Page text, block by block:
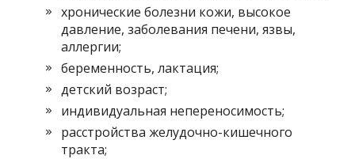
хронические болезни кожи, высокое
давление, заболевания печени, язвы,
аллергии;
беременность, лактация;
детский возраст;
индивидуальная непереносимость;
расстройства желудочно-кишечного
тракта;